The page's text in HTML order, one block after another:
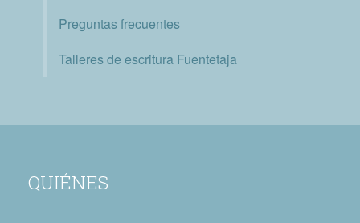
Preguntas frecuentes
Talleres de escritura Fuentetaja
QUIÉNES